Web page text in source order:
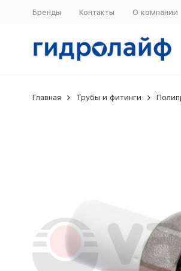
Бренды Контакты О компании
Главная Трубы и фитинги